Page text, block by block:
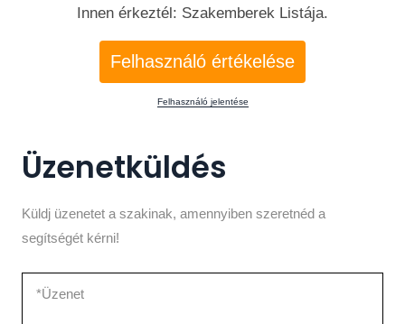
Innen érkeztél: Szakemberek Listája.
Felhasználó értékelése
Felhasználó jelentése
Üzenetküldés
Küldj üzenetet a szakinak, amennyiben szeretnéd a
segítségét kérni!